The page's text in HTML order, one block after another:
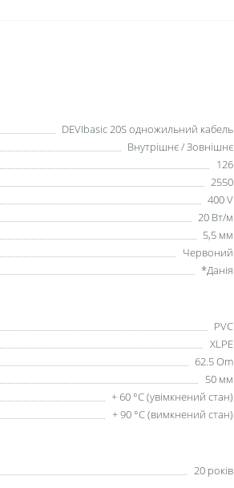
DEVIbasic 20S одножильний кабель
Внутрішнє / Зовнішнє
126
2550
400 V
20 Вт/м
5,5 мм
Червоний
*Данія
PVC
XLPE
62.5 Om
50 мм
+ 60 °C (увімкнений стан)
+ 90 °C (вимкнений стан)
20 років